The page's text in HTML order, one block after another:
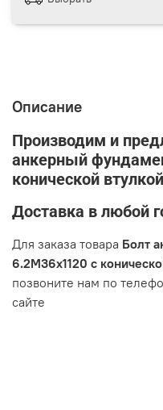
Описание
Производим и
анкерный
конической
Доставка в любой
Для заказа товара Болт
6.2М36х1120 с
позвоните нам по
сайте